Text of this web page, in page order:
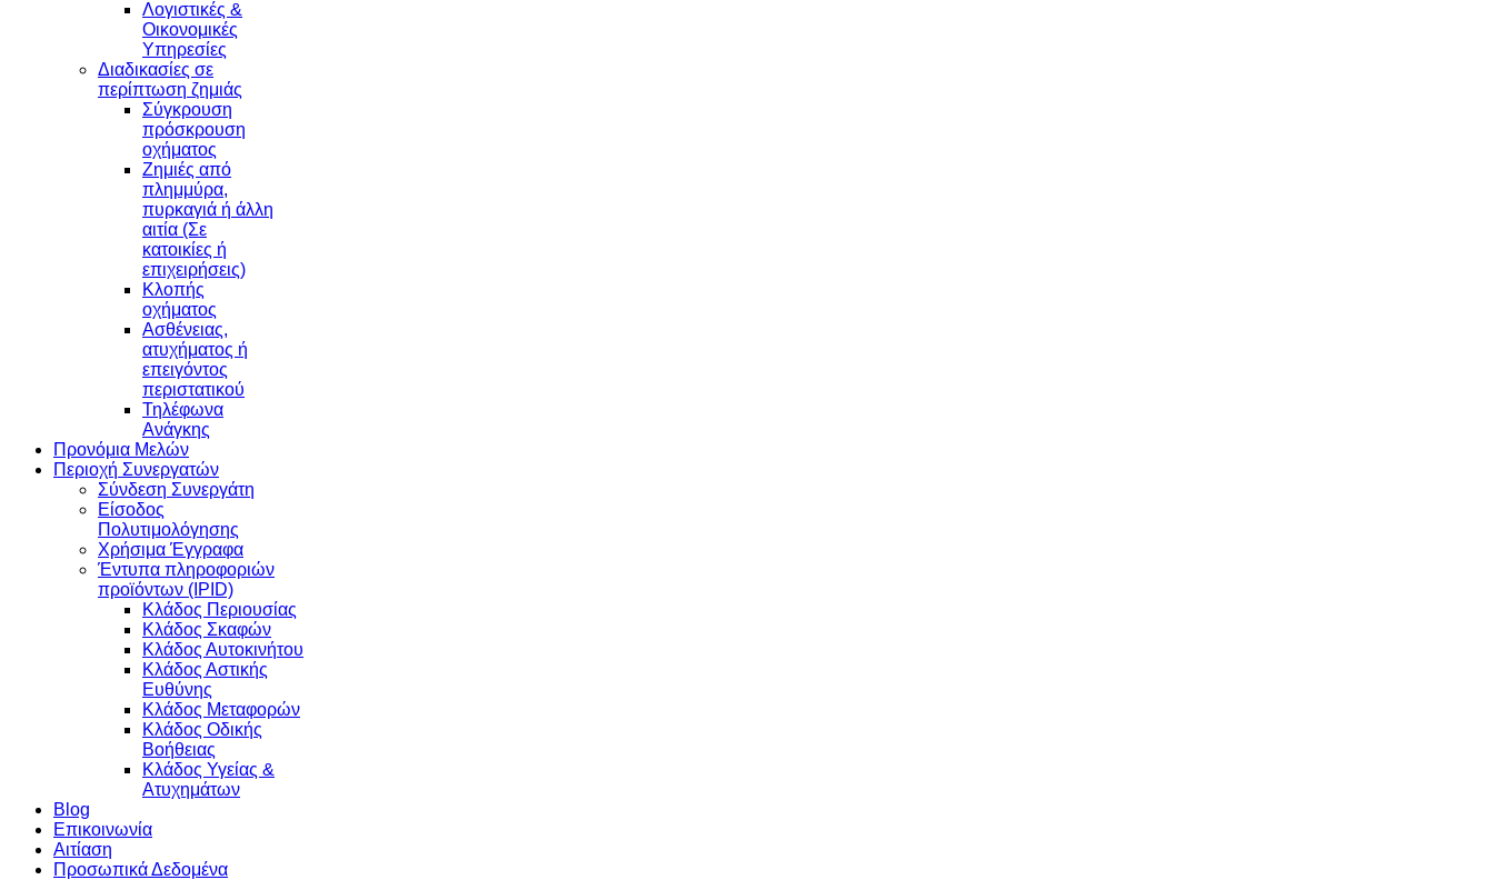
Λογιστικές &
Οικονομικές
Υπηρεσίες
Διαδικασίες σε
περίπτωση ζημιάς
Σύγκρουση
πρόσκρουση
οχήματος
Ζημιές από
πλημμύρα,
πυρκαγιά ή άλλη
αιτία (Σε
κατοικίες ή
επιχειρήσεις)
Κλοπής
οχήματος
Ασθένειας,
ατυχήματος ή
επειγόντος
περιστατικού
Τηλέφωνα
Ανάγκης
Προνόμια Μελών
Περιοχή Συνεργατών
Σύνδεση Συνεργάτη
Είσοδος
Πολυτιμολόγησης
Χρήσιμα Έγγραφα
Έντυπα πληροφοριών
προϊόντων (IPID)
Κλάδος Περιουσίας
Κλάδος Σκαφών
Κλάδος Αυτοκινήτου
Κλάδος Αστικής
Ευθύνης
Κλάδος Μεταφορών
Κλάδος Οδικής
Βοήθειας
Κλάδος Υγείας &
Ατυχημάτων
Blog
Επικοινωνία
Αιτίαση
Προσωπικά Δεδομένα